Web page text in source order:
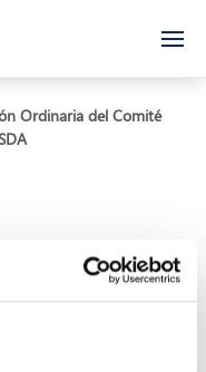
Ordinaria del Comité